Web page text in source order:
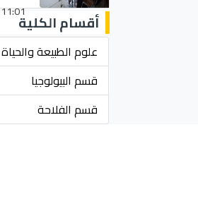
11:01أقسام الكلية
علوم الطبيعة والحياة
قسم البيولوجيا
قسم الفلاحة